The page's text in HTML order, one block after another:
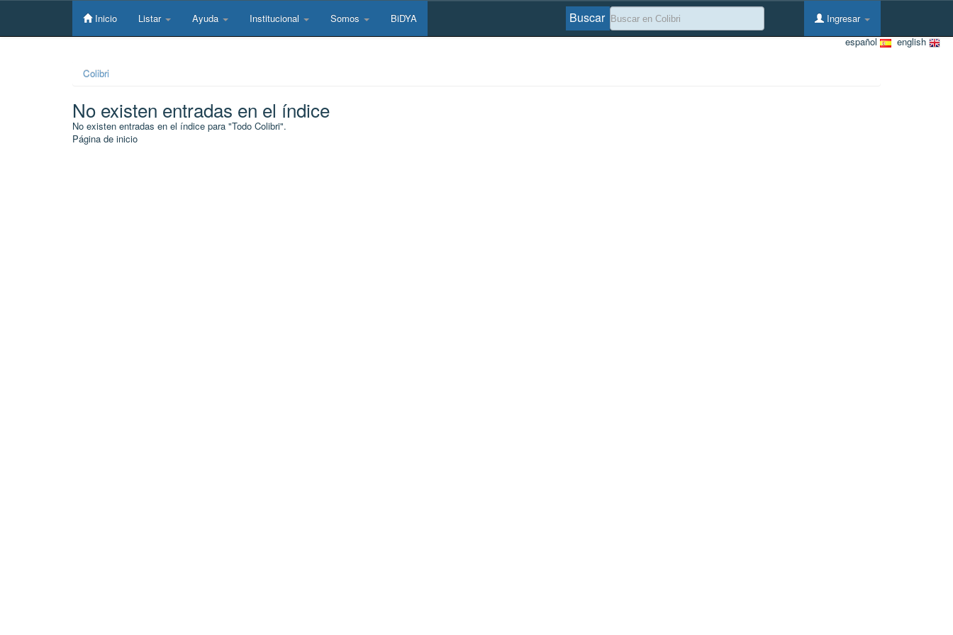
Skip
Inicio Listar Ayuda Institucional Somos BiDYA Ingresar
Buscar
english
español
Colibri
No existen entradas en el índice
No existen entradas en el índice para "Todo Colibri".
Página de inicio